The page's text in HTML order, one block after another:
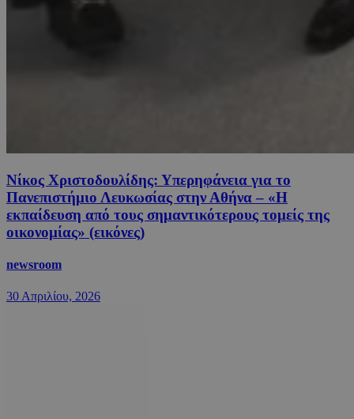
Νίκος Χριστοδουλίδης: Υπερηφάνεια για το
Πανεπιστήμιο Λευκωσίας στην Αθήνα – «H
εκπαίδευση από τους σημαντικότερους τομείς της
οικονομίας» (εικόνες)
newsroom
30 Απριλίου, 2026